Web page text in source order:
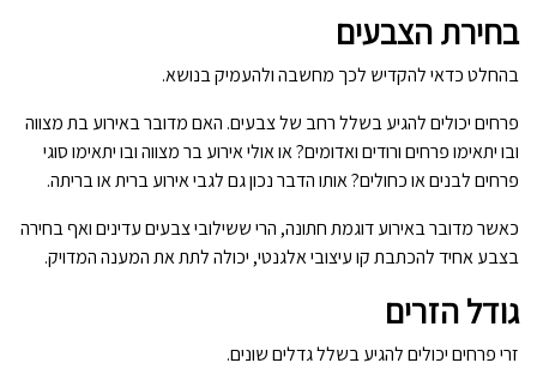
בחירת הצבעים
בהחלט כדאי להקדיש לכך מחשבה ולהעמיק בנושא.
פרחים יכולים להגיע בשלל רחב של צבעים. האם מדובר באירוע בת מצווה
ובו יתאימו פרחים ורודים ואדומים? או אולי אירוע בר מצווה ובו יתאימו סוגי
פרחים לבנים או כחולים? אותו הדבר נכון גם לגבי אירוע ברית או בריתה.
כאשר מדובר באירוע דוגמת חתונה, הרי ששילובי צבעים עדינים ואף בחירה
בצבע אחיד להכתבת קו עיצובי אלגנטי, יכולה לתת את המענה המדויק.
גודל הזרים
זרי פרחים יכולים להגיע בשלל גדלים שונים.